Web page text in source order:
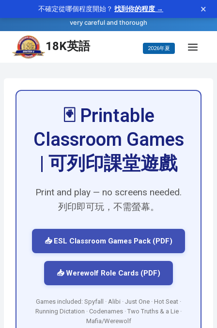
不確定從哪個程度開始？ 找到你的程度 → ×
WORD OF THE DAYscrupulous adjective
very careful and thorough
18K英語 2026年夏
🃏 Printable
Classroom Games
| 可列印課堂遊戲
Print and play — no screens needed.
列印即可玩，不需螢幕。
📥 ESL Classroom Games Pack (PDF)
📥 Werewolf Role Cards (PDF)
Games included: Spyfall · Alibi · Just One · Hot Seat ·
Running Dictation · Codenames · Two Truths & a Lie ·
Mafia/Werewolf